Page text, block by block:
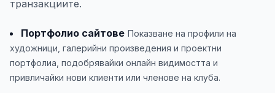
транзакциите.
Портфолио сайтове Показване на профили на
художници, галерийни произведения и проектни
портфолиа, подобрявайки онлайн видимостта и
привличайки нови клиенти или членове на клуба.